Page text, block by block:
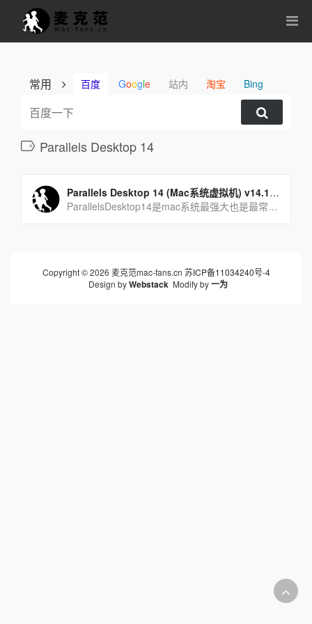
常用 百度 Google 站内 淘宝 Bing
Parallels Desktop 14
Parallels Desktop 14 (Mac系统虚拟机) v14.1.3(45485)中文激活版
ParallelsDesktop14是mac系统最强大也是最常用的虚拟机软件，可以在Mac下同时[…]
Copyright © 2026 麦克范mac-fans.cn 苏ICP备11034240号-4
Design byWebstack Modify by一为